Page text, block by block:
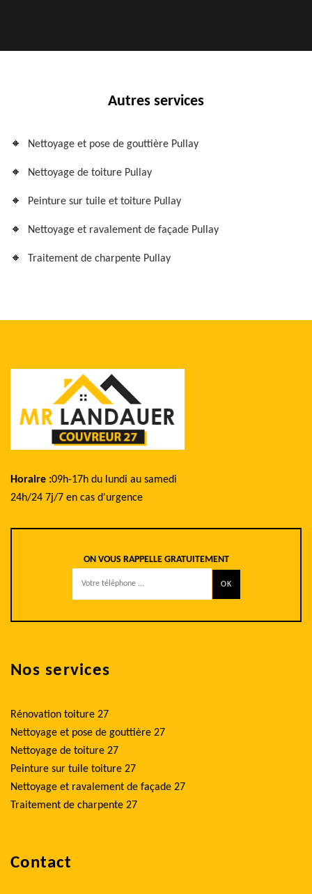
Autres services
Nettoyage et pose de gouttière Pullay
Nettoyage de toiture Pullay
Peinture sur tuile et toiture Pullay
Nettoyage et ravalement de façade Pullay
Traitement de charpente Pullay
Horaire :09h-17h du lundi au samedi
24h/24 7j/7 en cas d'urgence
ON VOUS RAPPELLE GRATUITEMENT
Nos services
Rénovation toiture 27
Nettoyage et pose de gouttière 27
Nettoyage de toiture 27
Peinture sur tuile toiture 27
Nettoyage et ravalement de façade 27
Traitement de charpente 27
Contact